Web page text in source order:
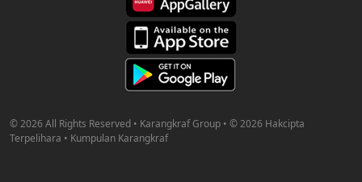
© 2026 All Rights Reserved • Karangkraf Group • © 2026 Hakcipta
Terpelihara • Kumpulan Karangkraf